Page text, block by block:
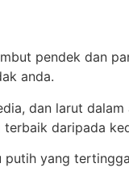
pendek dan
anda.
dan larut
daripada
putih yang